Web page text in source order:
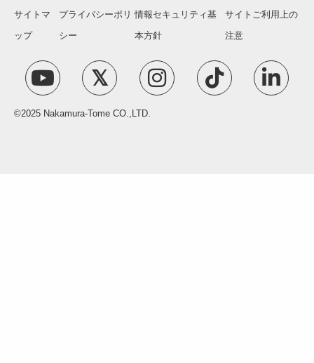
サイトマ
ップ
プライバシーポリ
シー
情報セキュリティ基
本方針
サイトご利用上の
注意
©2025 Nakamura-Tome CO.,LTD.